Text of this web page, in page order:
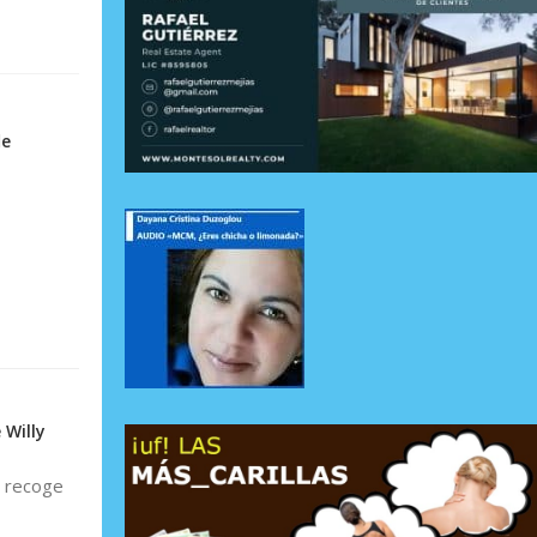
Willy
recoge